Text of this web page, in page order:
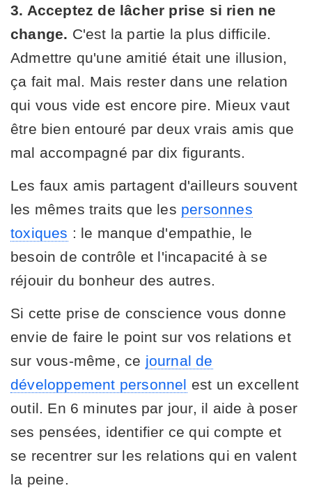
3. Acceptez de lâcher prise si rien ne
change. C'est la partie la plus difficile.
Admettre qu'une amitié était une illusion,
ça fait mal. Mais rester dans une relation
qui vous vide est encore pire. Mieux vaut
être bien entouré par deux vrais amis que
mal accompagné par dix figurants.
Les faux amis partagent d'ailleurs souvent
les mêmes traits que les personnes
toxiques : le manque d'empathie, le
besoin de contrôle et l'incapacité à se
réjouir du bonheur des autres.
Si cette prise de conscience vous donne
envie de faire le point sur vos relations et
sur vous-même, ce journal de
développement personnel est un excellent
outil. En 6 minutes par jour, il aide à poser
ses pensées, identifier ce qui compte et
se recentrer sur les relations qui en valent
la peine.